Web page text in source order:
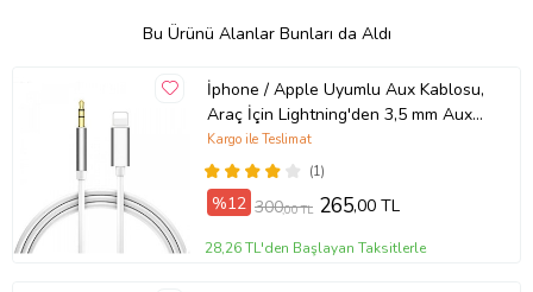
Bu Ürünü Alanlar Bunları da Aldı
İphone / Apple Uyumlu Aux Kablosu,
Araç İçin Lightning'den 3,5 mm Aux
Ses Kablosu 1 M.
(1)
Kargo ile Teslimat
%12 300,00 TL 265,00 TL
28,26 TL'den Başlayan Taksitlerle